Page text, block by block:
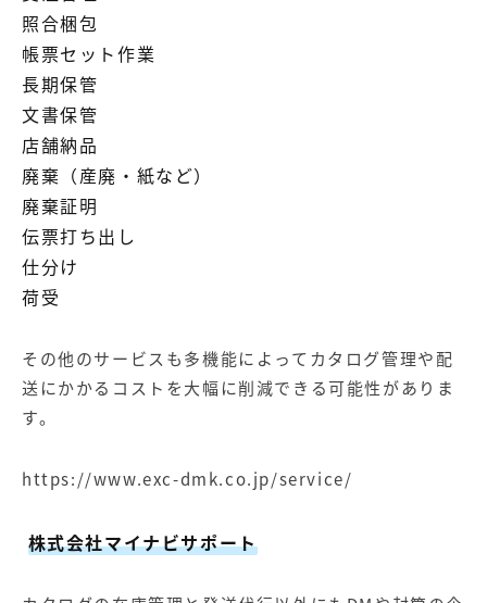
照合梱包
帳票セット作業
長期保管
文書保管
店舗納品
廃棄（産廃・紙など）
廃棄証明
伝票打ち出し
仕分け
荷受
その他のサービスも多機能によってカタログ管理や配
送にかかるコストを大幅に削減できる可能性がありま
す。
https://www.exc-dmk.co.jp/service/
株式会社マイナビサポート